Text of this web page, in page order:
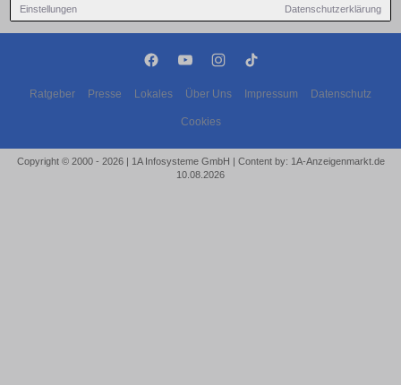
Einstellungen Datenschutzerklärung
Ratgeber Presse Lokales Über Uns Impressum Datenschutz
Cookies
Copyright © 2000 - 2026 | 1A Infosysteme GmbH | Content by: 1A-Anzeigenmarkt.de
10.08.2026